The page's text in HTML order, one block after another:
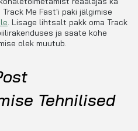
Me Fast'i paki jälgimise
. Lisage lihtsalt pakk oma Track
ja saate kohe
olek muutub.
Tehnilised